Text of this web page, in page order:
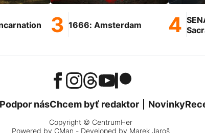
1666: Amsterdam
Podpor násChcem byť redaktor Novinky
Copyright © CentrumHer
Powered by CMan - Developed by Marek Jaroš